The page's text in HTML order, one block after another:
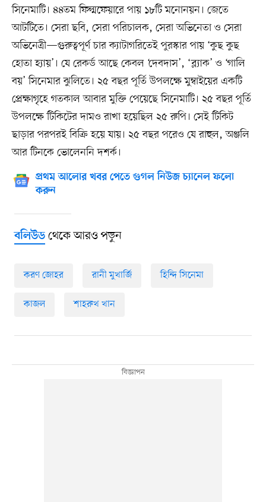
সিনেমাটি। ৪৪তম ফিল্মফেয়ারে পায় ১৮টি মনোনয়ন। জেতে
আটটিতে। সেরা ছবি, সেরা পরিচালক, সেরা অভিনেতা ও সেরা
অভিনেত্রী—গুরুত্বপূর্ণ চার ক্যাটাগরিতেই পুরস্কার পায় ‘কুছ কুছ
হোতা হ্যায়’। যে রেকর্ড আছে কেবল ‘দেবদাস’, ‘ব্ল্যাক’ ও ‘গালি
বয়’ সিনেমার ঝুলিতে। ২৫ বছর পূর্তি উপলক্ষে মুম্বাইয়ের একটি
প্রেক্ষাগৃহে গতকাল আবার মুক্তি পেয়েছে সিনেমাটি। ২৫ বছর পূর্তি
উপলক্ষে টিকিটের দামও রাখা হয়েছিল ২৫ রুপি। সেই টিকিট
ছাড়ার পরপরই বিক্রি হয়ে যায়। ২৫ বছর পরেও যে রাহুল, অঞ্জলি
আর টিনকে ভোলেননি দশর্ক।
প্রথম আলোর খবর পেতে গুগল নিউজ চ্যানেল ফলো
করুন
বলিউডথেকে আরও পড়ুন
করণ জোহর রানী মুখার্জি হিন্দি সিনেমা
কাজল শাহরুখ খান